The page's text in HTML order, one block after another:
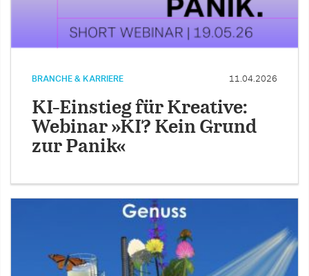
BRANCHE & KARRIERE 11.04.2026
KI-Einstieg für Kreative:
Webinar »KI? Kein Grund
zur Panik«